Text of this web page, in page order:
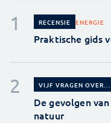
RECENSIE ENERGIE
Praktische gids
VIJF VRAGEN OVER...
De gevolgen
natuur